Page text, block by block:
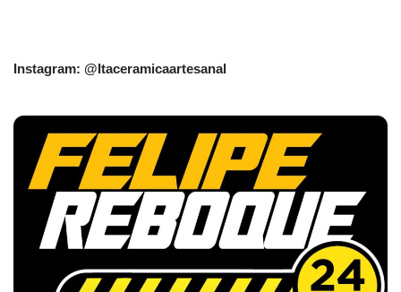
Instagram: @Itaceramicaartesanal